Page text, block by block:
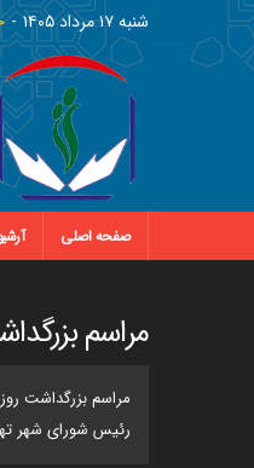
شنبه ١٧ مرداد ١٤٠٥
صفحه اصلی
مراسم
مراسم بزرگداشت
رئیس شورای شهر